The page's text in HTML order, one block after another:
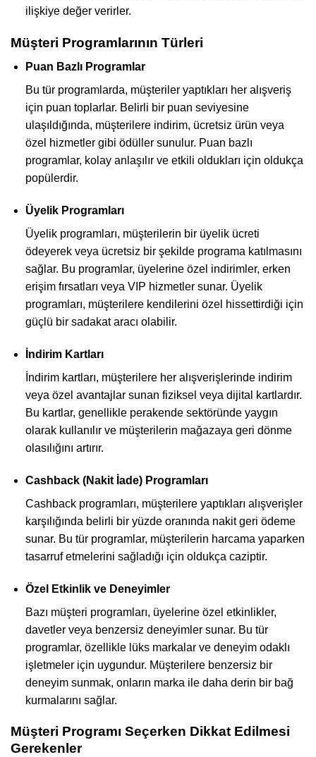
ilişkiye değer verirler.
Müşteri Programlarının Türleri
Puan Bazlı Programlar
Bu tür programlarda, müşteriler yaptıkları her alışveriş
için puan toplarlar. Belirli bir puan seviyesine
ulaşıldığında, müşterilere indirim, ücretsiz ürün veya
özel hizmetler gibi ödüller sunulur. Puan bazlı
programlar, kolay anlaşılır ve etkili oldukları için oldukça
popülerdir.
Üyelik Programları
Üyelik programları, müşterilerin bir üyelik ücreti
ödeyerek veya ücretsiz bir şekilde programa katılmasını
sağlar. Bu programlar, üyelerine özel indirimler, erken
erişim fırsatları veya VIP hizmetler sunar. Üyelik
programları, müşterilere kendilerini özel hissettirdiği için
güçlü bir sadakat aracı olabilir.
İndirim Kartları
İndirim kartları, müşterilere her alışverişlerinde indirim
veya özel avantajlar sunan fiziksel veya dijital kartlardır.
Bu kartlar, genellikle perakende sektöründe yaygın
olarak kullanılır ve müşterilerin mağazaya geri dönme
olasılığını artırır.
Cashback (Nakit İade) Programları
Cashback programları, müşterilere yaptıkları alışverişler
karşılığında belirli bir yüzde oranında nakit geri ödeme
sunar. Bu tür programlar, müşterilerin harcama yaparken
tasarruf etmelerini sağladığı için oldukça caziptir.
Özel Etkinlik ve Deneyimler
Bazı müşteri programları, üyelerine özel etkinlikler,
davetler veya benzersiz deneyimler sunar. Bu tür
programlar, özellikle lüks markalar ve deneyim odaklı
işletmeler için uygundur. Müşterilere benzersiz bir
deneyim sunmak, onların marka ile daha derin bir bağ
kurmalarını sağlar.
Müşteri Programı Seçerken Dikkat Edilmesi
Gerekenler